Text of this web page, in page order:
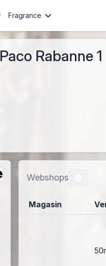
Fragrance
Paco Rabanne
Webshops
Magasin